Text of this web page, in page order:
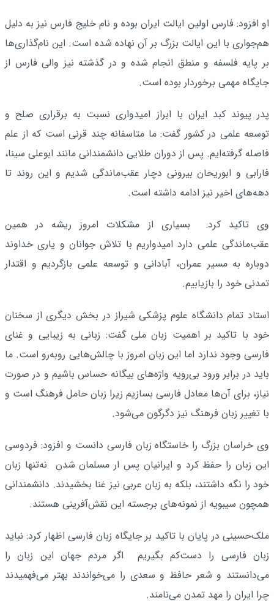
او افزود: فارس اولین ایالت ایران بوده و نام خلیج فارس نیز به دلیل
هم‌جواری با این ایالت بزرگ بر آن نهاده شده است. این نام‌گذاری‌ها
بر پایه فلسفه و منطق انجام شده و در گذشته نیز والی فارس از
جایگاه مهمی برخوردار بوده است.
پدر پیوند کبد ایران با ابراز امیدواری نسبت به برقراری صلح و
توسعه علمی در کشور گفت: ما متاسفانه چند قرنی است که از علم
فاصله گرفته‌ایم. پس از دوران طلایی دانشمندانی مانند ابوعلی سینا،
فارابی و ابوریحان بیرونی دچار عقب‌ماندگی شدیم و این روند تا
دهه‌های اخیر نیز ادامه داشته است.
وی تاکید کرد: بسیاری از مشکلات امروز ریشه در همین
عقب‌ماندگی علمی دارد امیدواریم با تلاش جوانان و یاری خداوند
دوباره به مسیر عمران، آبادانی و توسعه علمی بازگردیم و اقتدار
تمدنی خود را بازیابیم.
استاد تمام دانشگاه علوم پزشکی شیراز در بخش دیگری از سخنان
خود با تاکید بر اهمیت زبان ملی گفت: زبانی به زیبایی و غنای
فارسی وجود ندارد اما این زبان امروز با چالش‌هایی روبه‌رو است. ما
باید در برابر ورود بی‌رویه واژه‌های بیگانه حساس باشیم و در صورت
نیاز، برای آن‌ها معادل فارسی بسازیم زیرا زبان حامل فرهنگ است و
با تغییر زبان فرهنگ نیز دگرگون می‌شود.
وی خراسان بزرگ را خاستگاه زبان فارسی دانست و افزود: فردوسی
این زبان را حفظ کرد و ایرانیان پس ار مسلمان شدن نه‌تنها زبان
خود را نگه داشتند، بلکه به زبان عربی نیز غنا بخشیدند. دانشمندانی
همچون سیبویه از نمونه‌های برجسته این نقش‌آفرینی هستند.
ملک‌حسینی در پایان با تاکید بر جایگاه زبان فارسی اظهار کرد: نباید
زبان فارسی را دست‌کم بگیریم اگر مردم جهان این زبان را
می‌دانستند و شعر حافظ و سعدی را می‌خواندند بهتر می‌فهمیدند
چرا ایران را مهد تمدن می‌نامند.